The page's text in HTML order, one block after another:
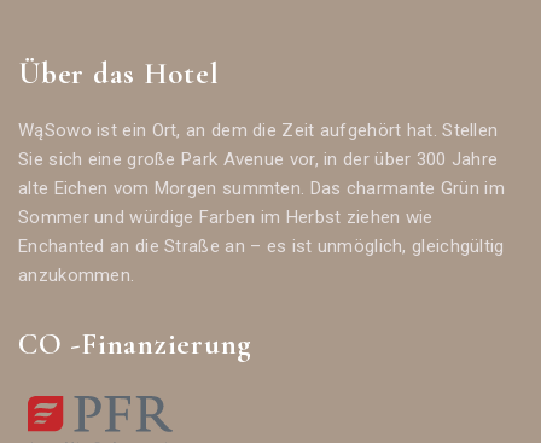
Über das Hotel
WąSowo ist ein Ort, an dem die Zeit aufgehört hat. Stellen
Sie sich eine große Park Avenue vor, in der über 300 Jahre
alte Eichen vom Morgen summten. Das charmante Grün im
Sommer und würdige Farben im Herbst ziehen wie
Enchanted an die Straße an – es ist unmöglich, gleichgültig
anzukommen.
CO -Finanzierung